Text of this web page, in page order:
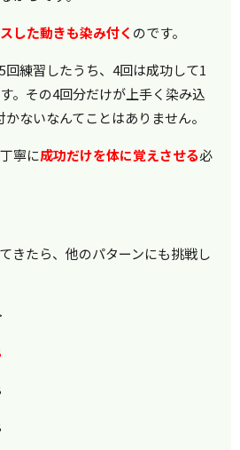
した動きも染み付く のです。
練習したうち、4回は成功して1
。その4回分だけが上手く染み込
ないなんてことはありません。
寧に成功だけを体に覚えさせる必
きたら、他のパターンにも挑戦し